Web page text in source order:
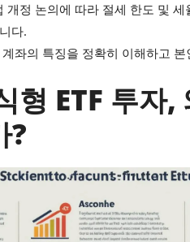
개정 논의에 따라 절세 한도 및
다.
좌의 특징을 정확히 이해하고
형 ETF 투자,
?